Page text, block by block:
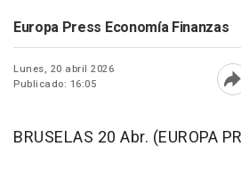
Europa Press Economía Finanzas
Lunes, 20 abril 2026
Publicado: 16:05
BRUSELAS 20 Abr. (EUROPA